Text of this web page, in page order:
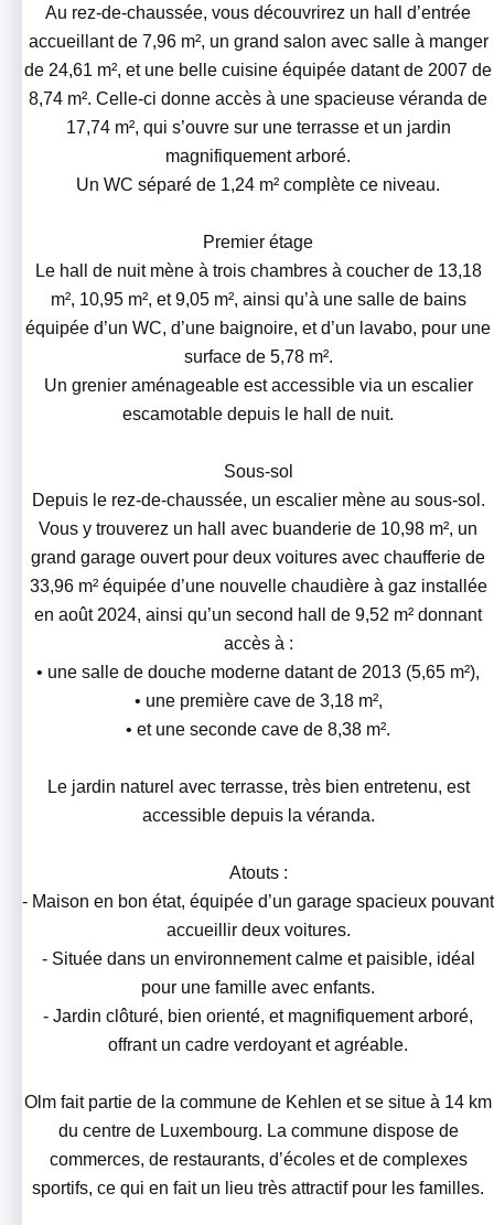
Au rez-de-chaussée, vous découvrirez un hall d’entrée
accueillant de 7,96 m², un grand salon avec salle à manger
de 24,61 m², et une belle cuisine équipée datant de 2007 de
8,74 m². Celle-ci donne accès à une spacieuse véranda de
17,74 m², qui s’ouvre sur une terrasse et un jardin
magnifiquement arboré.
Un WC séparé de 1,24 m² complète ce niveau.
Premier étage
Le hall de nuit mène à trois chambres à coucher de 13,18
m², 10,95 m², et 9,05 m², ainsi qu’à une salle de bains
équipée d’un WC, d’une baignoire, et d’un lavabo, pour une
surface de 5,78 m².
Un grenier aménageable est accessible via un escalier
escamotable depuis le hall de nuit.
Sous-sol
Depuis le rez-de-chaussée, un escalier mène au sous-sol.
Vous y trouverez un hall avec buanderie de 10,98 m², un
grand garage ouvert pour deux voitures avec chaufferie de
33,96 m² équipée d’une nouvelle chaudière à gaz installée
en août 2024, ainsi qu’un second hall de 9,52 m² donnant
accès à :
• une salle de douche moderne datant de 2013 (5,65 m²),
• une première cave de 3,18 m²,
• et une seconde cave de 8,38 m².
Le jardin naturel avec terrasse, très bien entretenu, est
accessible depuis la véranda.
Atouts :
- Maison en bon état, équipée d’un garage spacieux pouvant
accueillir deux voitures.
- Située dans un environnement calme et paisible, idéal
pour une famille avec enfants.
- Jardin clôturé, bien orienté, et magnifiquement arboré,
offrant un cadre verdoyant et agréable.
Olm fait partie de la commune de Kehlen et se situe à 14 km
du centre de Luxembourg. La commune dispose de
commerces, de restaurants, d’écoles et de complexes
sportifs, ce qui en fait un lieu très attractif pour les familles.